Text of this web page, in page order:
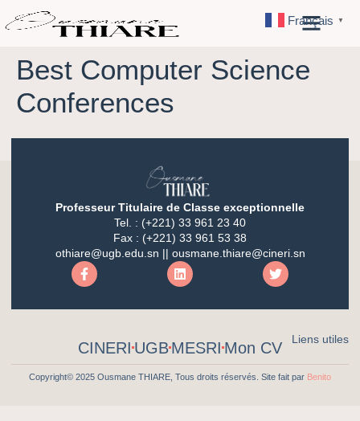
Best Computer Science
Conferences
Professeur Titulaire de Classe exceptionnelle
Tel. : (+221) 33 961 23 40
Fax : (+221) 33 961 53 38
othiare@ugb.edu.sn || ousmane.thiare@cineri.sn
Liens utiles
CINERI UGBMESRI Mon CV
Copyright© 2025 Ousmane THIARE, Tous droits réservés. Site fait par Benito
Français ▼